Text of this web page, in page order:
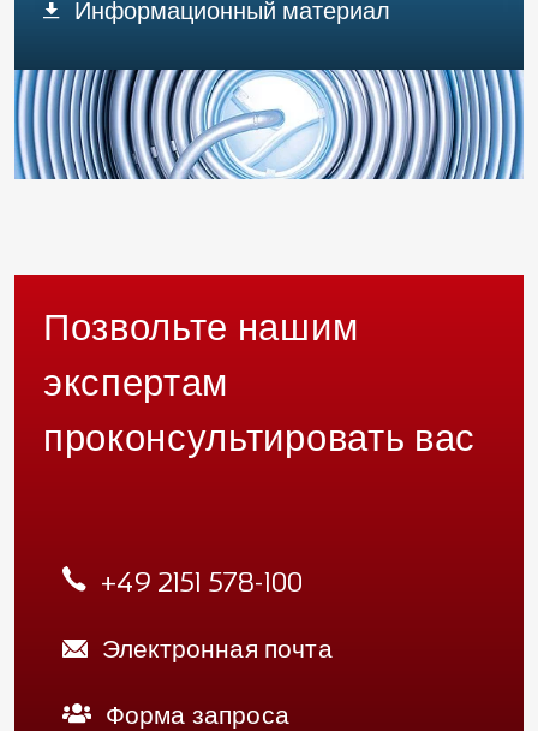
Информационный материал
Позвольте нашим
экспертам
проконсультировать вас
+49 2151 578-100
Электронная почта
Форма запроса